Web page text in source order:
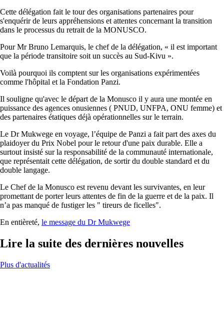
Cette délégation fait le tour des organisations partenaires pour
s'enquérir de leurs appréhensions et attentes concernant la transition
dans le processus du retrait de la MONUSCO.
Pour Mr Bruno Lemarquis, le chef de la délégation, « il est important
que la période transitoire soit un succès au Sud-Kivu ».
Voilà pourquoi ils comptent sur les organisations expérimentées
comme l'hôpital et la Fondation Panzi.
Il souligne qu'avec le départ de la Monusco il y aura une montée en
puissance des agences onusiennes ( PNUD, UNFPA, ONU femme) et
des partenaires étatiques déjà opérationnelles sur le terrain.
Le Dr Mukwege en voyage, l’équipe de Panzi a fait part des axes du
plaidoyer du Prix Nobel pour le retour d'une paix durable. Elle a
surtout insisté sur la responsabilité de la communauté internationale,
que représentait cette délégation, de sortir du double standard et du
double langage.
Le Chef de la Monusco est revenu devant les survivantes, en leur
promettant de porter leurs attentes de fin de la guerre et de la paix. Il
n’a pas manqué de fustiger les " tireurs de ficelles".
En entièreté, le message du Dr Mukwege
Lire la suite des dernières nouvelles
Plus d'actualités